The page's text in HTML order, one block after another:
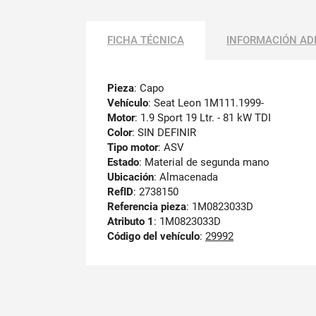
FICHA TÉCNICA INFORMACIÓN
Pieza: Capo
Vehículo: Seat Leon 1M111.1999-
Motor: 1.9 Sport 19 Ltr. - 81 kW TDI
Color: SIN DEFINIR
Tipo motor: ASV
Estado: Material de segunda mano
Ubicación: Almacenada
RefID: 2738150
Referencia pieza: 1M0823033D
Atributo 1 : 1M0823033D
Código del vehículo: 29992